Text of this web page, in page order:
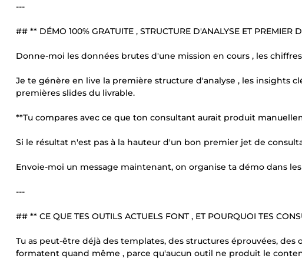
---
## ** DÉMO 100% GRATUITE , STRUCTURE D'ANALYSE ET PREMIER
Donne-moi les données brutes d'une mission en cours , les
Je te génère en live la première structure d'analyse , les insights
premières slides du livrable.
**Tu compares avec ce que ton consultant aurait produit
Si le résultat n'est pas à la hauteur d'un bon premier jet de
Envoie-moi un message maintenant, on organise ta démo dans
---
## ** CE QUE TES OUTILS ACTUELS FONT , ET POURQUOI TES
Tu as peut-être déjà des templates, des structures éprouvées,
formatent quand même , parce qu'aucun outil ne produit le